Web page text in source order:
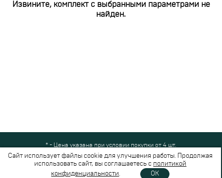
Извините, комплект с выбранными параметрами не
найден.
* - Цена указана при условии покупки от 4 шт.
Все права защищены © 2024-2026,Шинный Маркет(ООО "Безопасные
шины")
Вся представленная на сайте информация носит справочный характер и не
Сайт использует файлы cookie для улучшения работы. Продолжая
использовать сайт, вы соглашаетесь с политикой
конфиденциальности. OK